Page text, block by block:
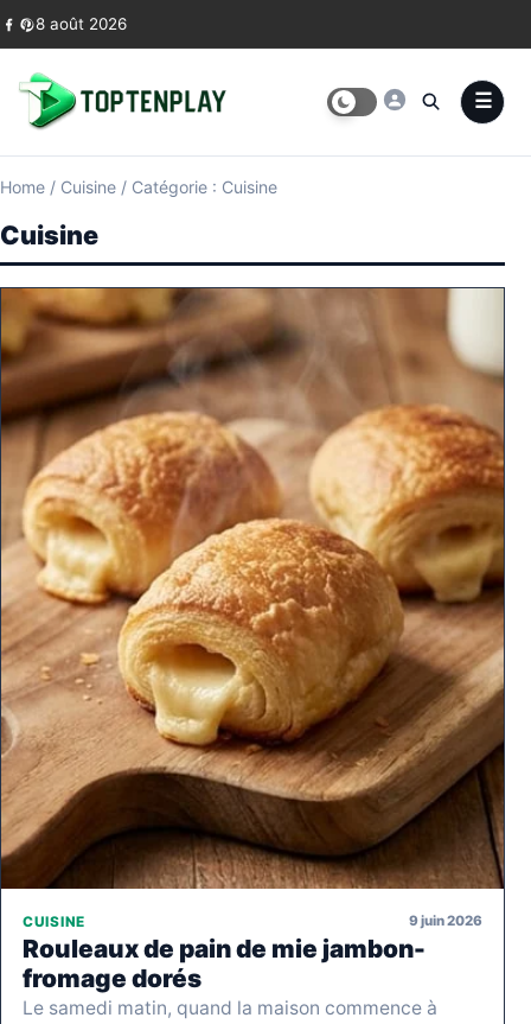
Skip to content
8 août 2026
Home / Cuisine / Catégorie : Cuisine
Cuisine
CUISINE 9 juin 2026
Rouleaux de pain de mie jambon-
fromage dorés
Le samedi matin, quand la maison commence à